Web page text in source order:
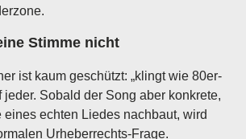
Stimme nicht
ist kaum geschützt: „klingt wie 80er-
jeder. Sobald der Song aber konkrete,
eines echten Liedes nachbaut, wird
Urheberrechts-Frage.